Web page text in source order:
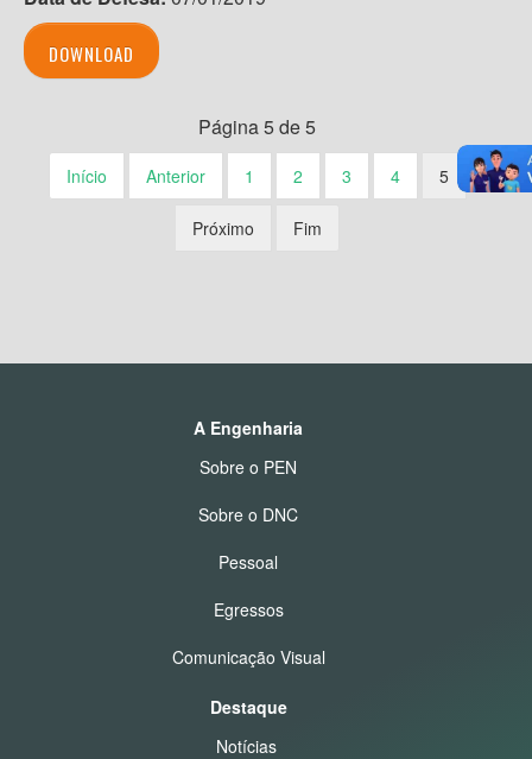
DOWNLOAD
Página 5 de 5
Início Anterior 1 2 3 4 5
Próximo Fim
A Engenharia
Sobre o PEN
Sobre o DNC
Pessoal
Egressos
Comunicação Visual
Destaque
Notícias